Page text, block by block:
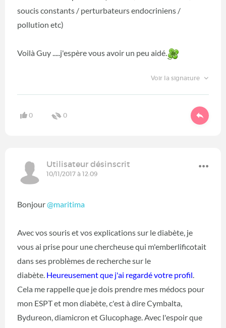
soucis constants / perturbateurs endocriniens /
pollution etc)
Voilà Guy .....j'espère vous avoir un peu aidé.
Voir la signature
0 0
Utilisateur désinscrit
10/11/2017 à 12:09
Bonjour@maritima
Avec vos souris et vos explications sur le diabète, je
vous ai prise pour une chercheuse qui m'emberlificotait
dans ses problèmes de recherche sur le
diabète. Heureusement que j'ai regardé votre profil
Cela me rappelle que je dois prendre mes médocs pour
mon ESPT et mon diabète, c'est à dire Cymbalta,
Bydureon, diamicron et Glucophage. Avec l'espoir que